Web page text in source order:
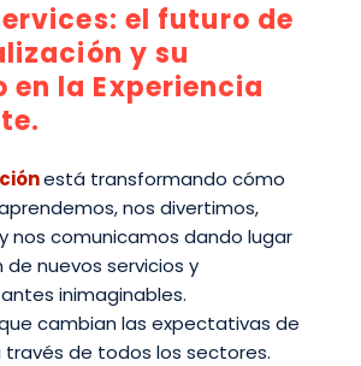
el futuro de
y su
la Experiencia
está transformando cómo
nos divertimos,
nos comunicamos dando lugar
de nuevos servicios y
inimaginables.
cambian las expectativas de
través de todos los sectores.